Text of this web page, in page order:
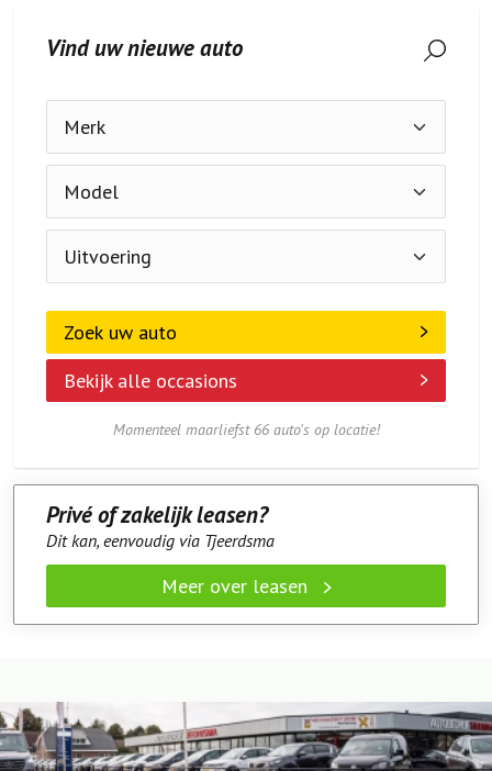
Vind uw nieuwe auto
Zoek uw auto
Bekijk alle occasions
Momenteel maarliefst 66 auto's op locatie!
Privé of zakelijk leasen?
Dit kan, eenvoudig via Tjeerdsma
Meer over leasen